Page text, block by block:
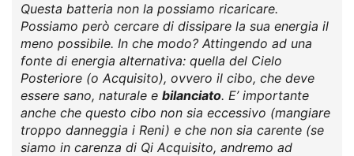
Questa batteria non la possiamo ricaricare.
Possiamo però cercare di dissipare la sua energia il
meno possibile. In che modo? Attingendo ad una
fonte di energia alternativa: quella del Cielo
Posteriore (o Acquisito), ovvero il cibo, che deve
essere sano, naturale e bilanciato. E’ importante
anche che questo cibo non sia eccessivo (mangiare
troppo danneggia i Reni) e che non sia carente (se
siamo in carenza di Qi Acquisito, andremo ad